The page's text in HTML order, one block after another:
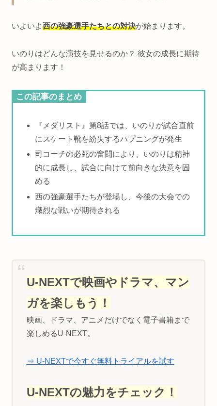
いよいよ西の強豪選手たちとの対決が始まります。
いのりはどんな演技を見せるのか？ 彼女の成長に期待
が高まります！
この記事のまとめ
『メダリスト』第8話では、いのりが試合直前
にスケート靴を紛失するハプニングが発生
司コーチの必死の奮闘により、いのりは精神
的に成長し、試合に向けて前向きな決意を固
める
西の強豪選手たちが登場し、今後の大会での
熾烈な戦いが期待される
U-NEXTで映画やドラマ、マン
ガを楽しもう！
映画、ドラマ、アニメだけでなく電子書籍まで
楽しめるU-NEXT。
⇒ U-NEXTで今すぐ無料トライアルを試す
U-NEXTの魅力をチェック！